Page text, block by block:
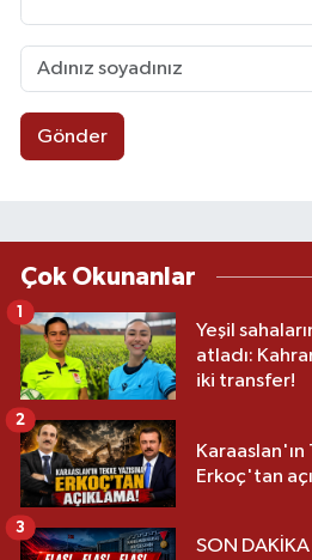
Gönder
Çok Okunanlar
Yeşil
atladı:
iki transfer!
1
Karaaslan'ın
Erkoç'tan
2
SON
3